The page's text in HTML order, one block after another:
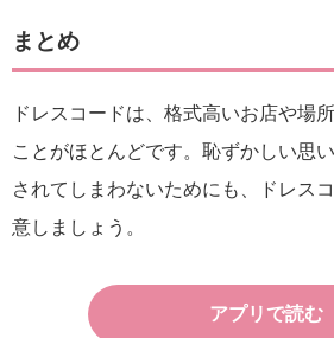
まとめ
ドレスコードは、格式高いお店や場
ことがほとんどです。恥ずかしい思
されてしまわないためにも、ドレス
意しましょう。
アプリで読む